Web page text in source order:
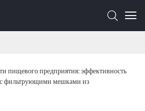
пищевого предприятия: эффективность
фильтрующими мешками из